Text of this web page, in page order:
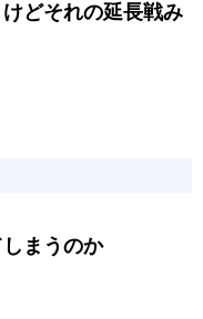
どそれの延長戦み
まうのか